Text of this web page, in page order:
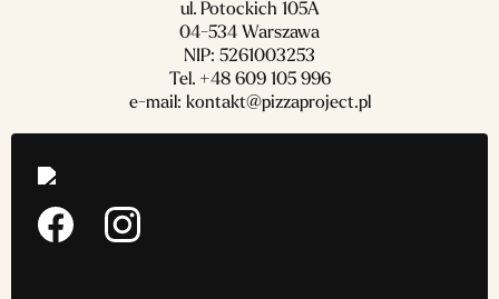
ul. Potockich 105A
04-534 Warszawa
NIP: 5261003253
Tel. +48 609 105 996
e-mail: kontakt@pizzaproject.pl